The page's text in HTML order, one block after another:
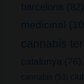
barcelona (82)
medicinal
cannabis
catalunya (76)
cannabis (53)